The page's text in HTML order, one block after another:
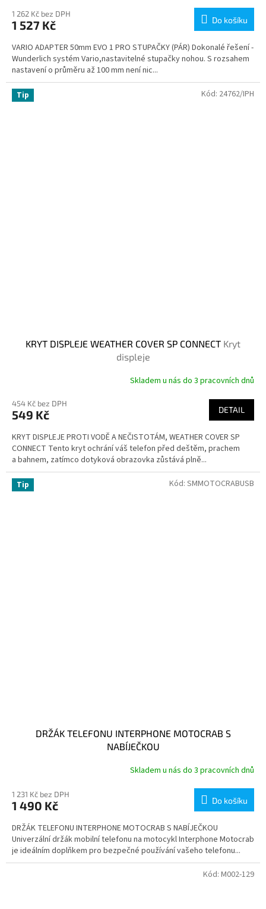
1 262 Kč bez DPH
1 527 Kč Do košíku
VARIO ADAPTER 50mm EVO 1 PRO STUPAČKY (PÁR) Dokonalé řešení -
Wunderlich systém Vario,nastavitelné stupačky nohou. S rozsahem
nastavení o průměru až 100 mm není nic...
Tip
KRYT DISPLEJE WEATHER COVER SP CONNECT Kryt
displeje
Skladem u nás do 3 pracovních dnů
454 Kč bez DPH
549 Kč DETAIL
KRYT DISPLEJE PROTI VODĚ A NEČISTOTÁM, WEATHER COVER SP
CONNECT Tento kryt ochrání váš telefon před deštěm, prachem
a bahnem, zatímco dotyková obrazovka zůstává plně...
Kód: 24762/IPH
Tip
DRŽÁK TELEFONU INTERPHONE MOTOCRAB S
NABÍJEČKOU
Skladem u nás do 3 pracovních dnů
1 231 Kč bez DPH
1 490 Kč Do košíku
DRŽÁK TELEFONU INTERPHONE MOTOCRAB S NABÍJEČKOU
Univerzální držák mobilní telefonu na motocykl Interphone Motocrab
je ideálním doplňkem pro bezpečné používání vašeho telefonu...
Kód: SMMOTOCRABUSB
Kód: M002-129